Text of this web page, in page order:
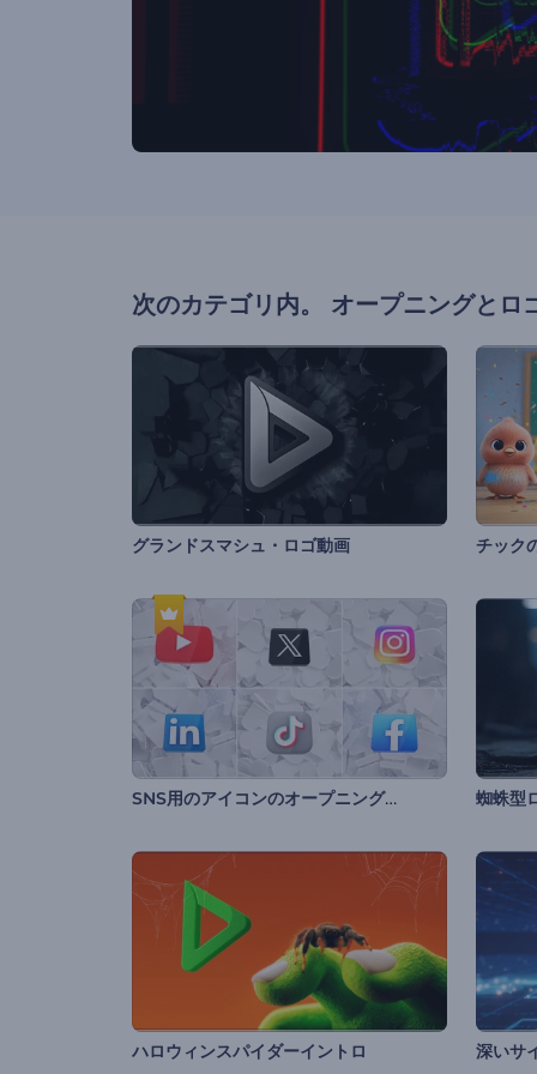
次のカテゴリ内。 オープニングとロ
グランドスマシュ・ロゴ動画 チック
SNS用のアイコンのオープニング動画 蜘蛛型
ハロウィンスパイダーイントロ 深いサ